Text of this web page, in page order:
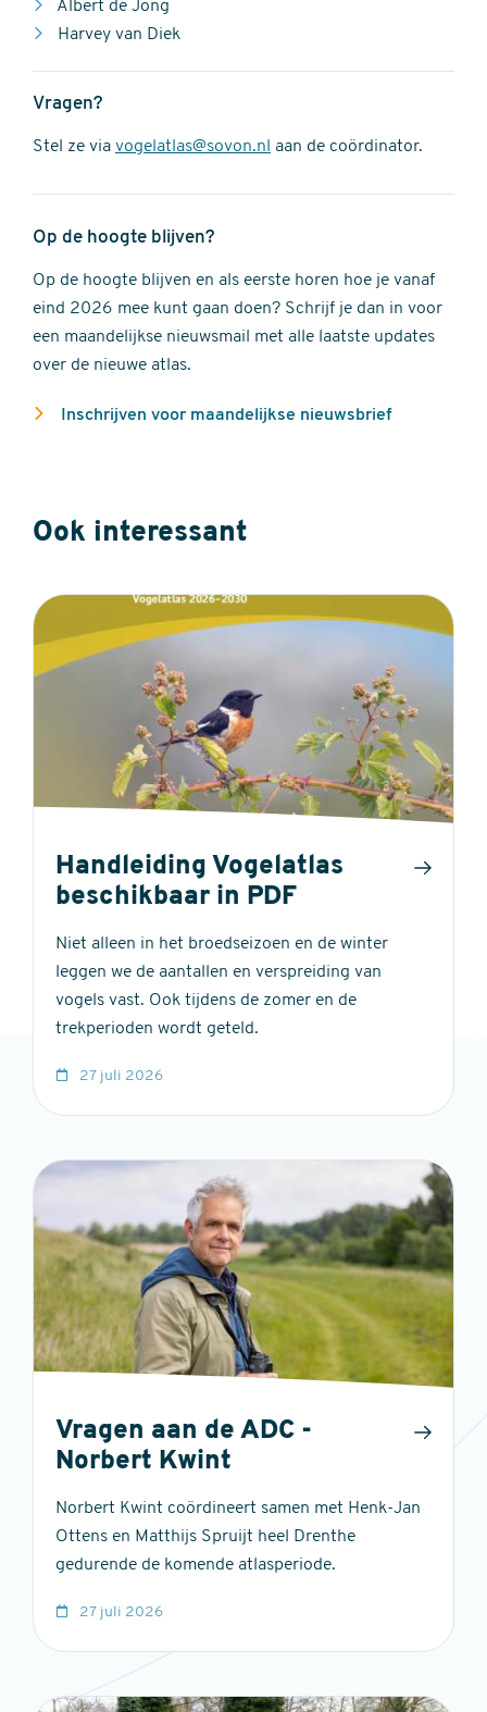
Albert de Jong
Harvey van Diek
Vragen?
Stel ze via vogelatlas@sovon.nl aan de coördinator.
Op de hoogte blijven?
Op de hoogte blijven en als eerste horen hoe je vanaf
eind 2026 mee kunt gaan doen? Schrijf je dan in voor
een maandelijkse nieuwsmail met alle laatste updates
over de nieuwe atlas.
Inschrijven voor maandelijkse nieuwsbrief
Ook interessant
Handleiding Vogelatlas
beschikbaar in PDF
Niet alleen in het broedseizoen en de winter
leggen we de aantallen en verspreiding van
vogels vast. Ook tijdens de zomer en de
trekperioden wordt geteld.
27 juli 2026
Vragen aan de ADC -
Norbert Kwint
Norbert Kwint coördineert samen met Henk-Jan
Ottens en Matthijs Spruijt heel Drenthe
gedurende de komende atlasperiode.
27 juli 2026